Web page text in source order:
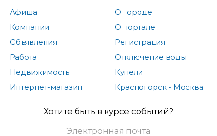
Афиша
Компании
Объявления
Работа
Недвижимость
Интернет-магазин
О городе
О портале
Регистрация
Отключение воды
Купели
Красногорск - Москва
Хотите быть в курсе событий?